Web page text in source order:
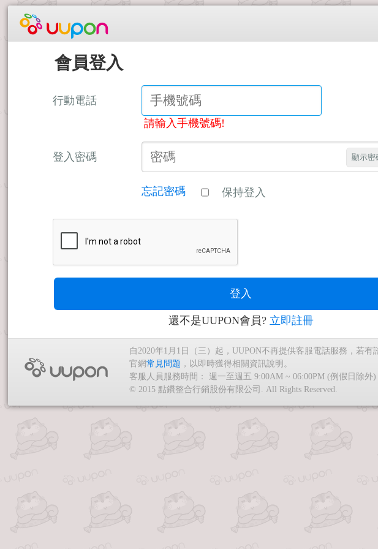
會員登入
行動電話
請輸入手機號碼!
登入密碼 顯示密
忘記密碼 保持登入
登入
還不是UUPON會員? 立即註冊
自2020年1月1日（三）起，UUPON不再提供客服電話服務，若有
官網常見問題 ，以即時獲得相關資訊說明。
客服人員服務時間： 週一至週五 9:00AM ~ 06:00PM (例假日除外)
© 2015 點鑽整合行銷股份有限公司. All Rights Reserved.